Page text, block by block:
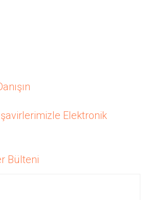
Elektronik
Bülteni